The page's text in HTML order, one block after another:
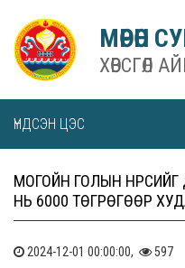
МӨРӨН
ХӨВСГӨЛ
ҮНДСЭН ЦЭС
МОГОЙН ГОЛЫН
НЬ 6000 ТӨГРӨГӨӨР
2024-12-01 00:00:00, 597